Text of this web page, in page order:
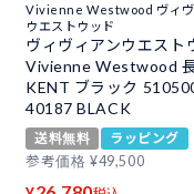
Vivienne Westwood ヴィ
ウエストウッド
ヴィヴィアンウエスト
Vivienne Westwood
KENT ブラック
40187 BLACK
送料無料
ラッピング
参考価格 ¥49,500